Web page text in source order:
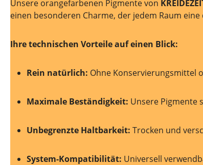
Unsere orangefarbenen Pigmente von
einen besonderen Charme, der jedem Raum
Ihre technischen Vorteile auf einen Blick:
Rein natürlich: Ohne Konservierungsmittel
Maximale Beständigkeit: Unsere Pigmente
Unbegrenzte Haltbarkeit: Trocken und
System-Kompatibilität: Universell